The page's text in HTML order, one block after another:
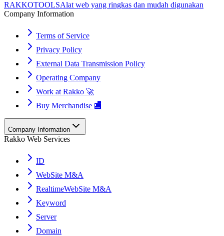
RAKKOTOOLSAlat web yang ringkas dan mudah digunakan
Company Information
Terms of Service
Privacy Policy
External Data Transmission Policy
Operating Company
Work at Rakko 🚀
Buy Merchandise 🏬
Company Information
Rakko Web Services
ID
WebSite M&A
RealtimeWebSite M&A
Keyword
Server
Domain